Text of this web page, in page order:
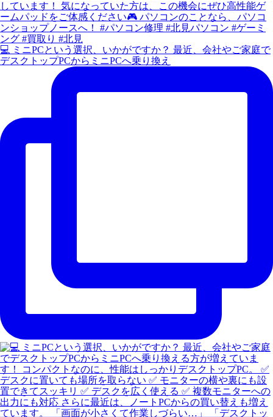
💻 ミニPCという選択、いかがですか？ 最近、会社やご家庭で
デスクトップPCからミニPCへ乗り換え